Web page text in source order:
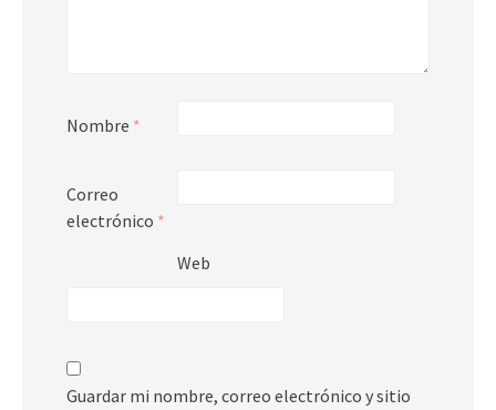
Nombre *
Correo
electrónico *
Web
Guardar mi nombre, correo electrónico y sitio